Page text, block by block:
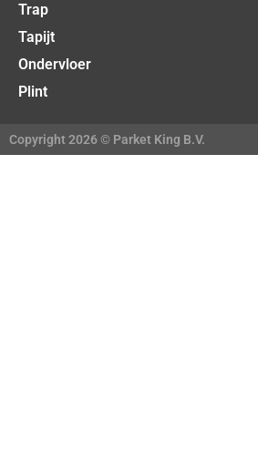
Trap
Tapijt
Ondervloer
Plint
Copyright 2026 © Parket King B.V.